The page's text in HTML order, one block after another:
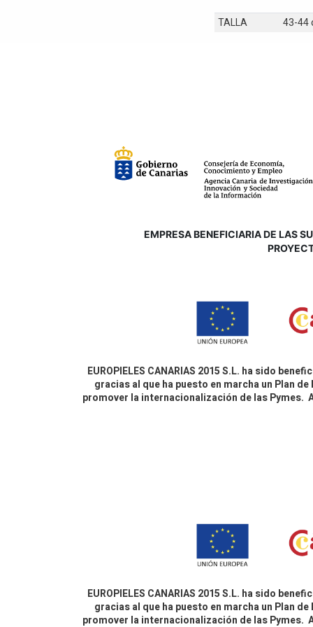
TALLA 43-44
EMPRESA BENEFICIARIA DE LAS
P
EUROPIELES CANARIAS 2015 S.L. ha sido
gracias al que ha puesto en marcha un Plan
promover la internacionalización de las Pymes.
EUROPIELES CANARIAS 2015 S.L. ha sido
gracias al que ha puesto en marcha un Plan
promover la internacionalización de las Pymes.